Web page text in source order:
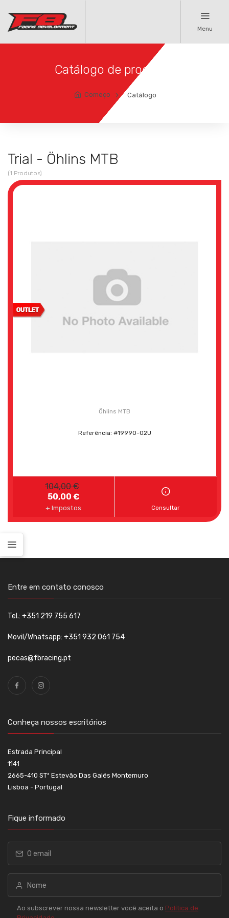
Menu
Catálogo de produtos
Começo Catálogo
Trial - Öhlins MTB
(1 Produtos)
Öhlins MTB
Referência: #19990-02U
104,00 €
50,00 €
+ Impostos Consultar
Entre em contato conosco
Tel.: +351 219 755 617
Movil/Whatsapp: +351 932 061 754
pecas@fbracing.pt
Conheça nossos escritórios
Estrada Principal
1141
2665-410 STº Estevão Das Galés Montemuro
Lisboa - Portugal
Fique informado
Ao subscrever nossa newsletter você aceita o Política de